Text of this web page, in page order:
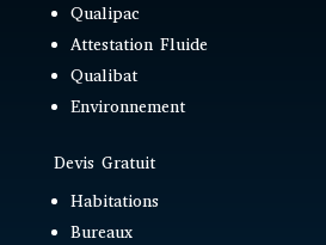
Qualipac
Attestation Fluide
Qualibat
Environnement
Devis Gratuit
Habitations
Bureaux